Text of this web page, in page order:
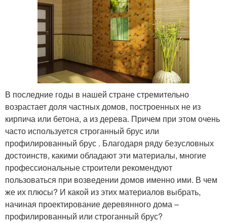
В последние годы в нашей стране стремительно
возрастает доля частных домов, построенных не из
кирпича или бетона, а из дерева. Причем при этом очень
часто используется строганный брус или
профилированный брус . Благодаря ряду безусловных
достоинств, какими обладают эти материалы, многие
профессиональные строители рекомендуют
пользоваться при возведении домов именно ими. В чем
же их плюсы? И какой из этих материалов выбрать,
начиная проектирование деревянного дома –
профилированный или строганный брус?